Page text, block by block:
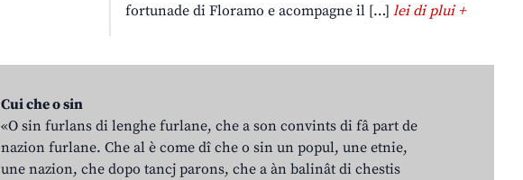
fortunade di Floramo e acompagne il […]lei di plui +
Cui che o sin
«O sin furlans di lenghe furlane, che a son convints di fâ part de
nazion furlane. Che al è come dî che o sin un popul, une etnie,
une nazion, che dopo tancj parons, che a àn balinât di chestis